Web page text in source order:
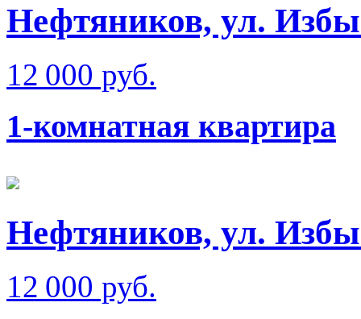
Нефтяников, ул.
12 000 руб.
1-комнатная квартира
Нефтяников, ул.
12 000 руб.